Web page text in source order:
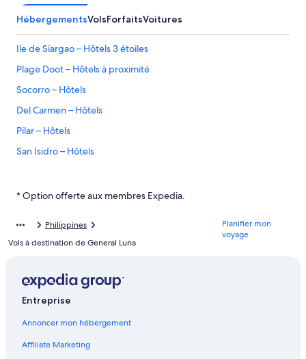
HébergementsVolsForfaitsVoitures
Ile de Siargao – Hôtels 3 étoiles
Plage Doot – Hôtels à proximité
Socorro – Hôtels
Del Carmen – Hôtels
Pilar – Hôtels
San Isidro – Hôtels
Sayak – Hôtels à proximité
Hôtels d’affaires – Ile de Siargao
* Option offerte aux membres Expedia.
Philippines
Vols à destination de General Luna
Planifier mon
voyage
Entreprise
Annoncer mon hébergement
Affiliate Marketing